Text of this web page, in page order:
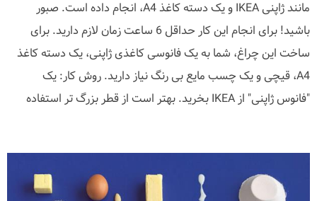
مانند ژاپنی IKEA و یک دسته کاغذ A4، انجام داده است. صبور
باشید! برای انجام این کار حداقل 6 ساعت زمان لازم دارید. برای
ساخت این چراغ، شما به یک فانوسی کاغذی ژاپنی، یک دسته کاغذ
A4، قیچی و یک چسب مایع بی رنگ نیاز دارید. روش کار: یک
"فانوس ژاپنی" از IKEA بخرید. بهتر است از قطر بزرگ تر استفاده